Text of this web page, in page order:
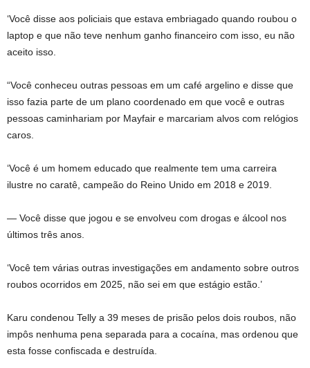
‘Você disse aos policiais que estava embriagado quando roubou o
laptop e que não teve nenhum ganho financeiro com isso, eu não
aceito isso.
“Você conheceu outras pessoas em um café argelino e disse que
isso fazia parte de um plano coordenado em que você e outras
pessoas caminhariam por Mayfair e marcariam alvos com relógios
caros.
‘Você é um homem educado que realmente tem uma carreira
ilustre no caratê, campeão do Reino Unido em 2018 e 2019.
— Você disse que jogou e se envolveu com drogas e álcool nos
últimos três anos.
‘Você tem várias outras investigações em andamento sobre outros
roubos ocorridos em 2025, não sei em que estágio estão.’
Karu condenou Telly a 39 meses de prisão pelos dois roubos, não
impôs nenhuma pena separada para a cocaína, mas ordenou que
esta fosse confiscada e destruída.